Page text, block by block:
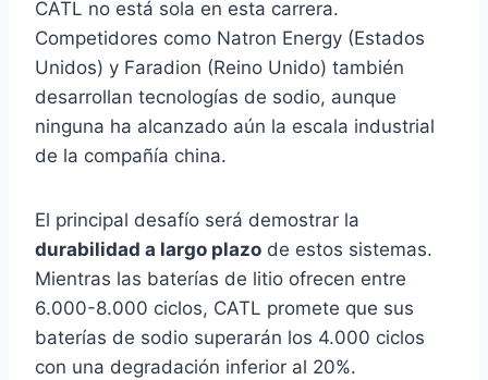
CATL no está sola en esta carrera.
Competidores como Natron Energy (Estados
Unidos) y Faradion (Reino Unido) también
desarrollan tecnologías de sodio, aunque
ninguna ha alcanzado aún la escala industrial
de la compañía china.
El principal desafío será demostrar la
durabilidad a largo plazo de estos sistemas.
Mientras las baterías de litio ofrecen entre
6.000-8.000 ciclos, CATL promete que sus
baterías de sodio superarán los 4.000 ciclos
con una degradación inferior al 20%.